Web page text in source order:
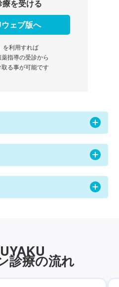
を受ける
ェブ版へ
を利用すれば
指導の受診から
る事が可能です
診療の流れ